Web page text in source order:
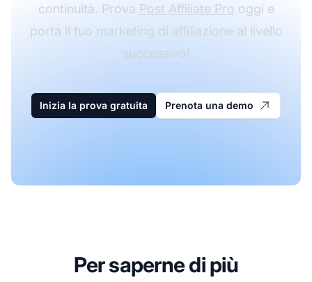
continuità. Prova Post Affiliate Pro oggi e
porta il tuo marketing di affiliazione al livello
successivo!
Inizia la prova gratuita Prenota una demo
Per saperne di più